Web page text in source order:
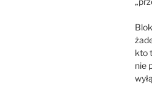
kto
nie